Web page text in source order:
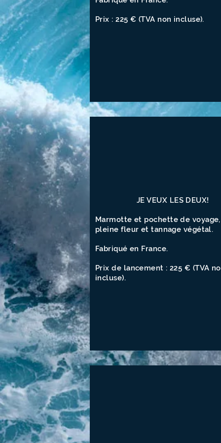
Prix : 225 € (TVA non incluse).
JE VEUX LES DEUX!
Marmotte et pochette de
pleine fleur et tannage végétal.
Fabriqué en France.
Prix de lancement : 225 € (TVA
incluse).